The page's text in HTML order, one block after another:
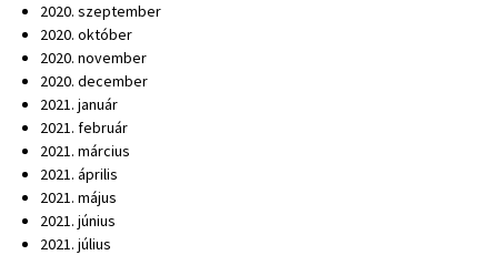
2020. szeptember
2020. október
2020. november
2020. december
2021. január
2021. február
2021. március
2021. április
2021. május
2021. június
2021. július